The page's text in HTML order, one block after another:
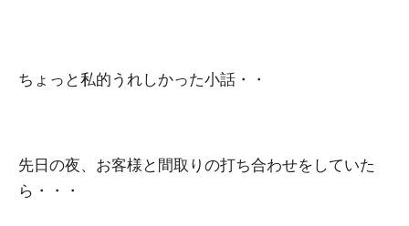
ちょっと私的うれしかった小話・・
先日の夜、お客様と間取りの打ち合わせをしていた
ら・・・